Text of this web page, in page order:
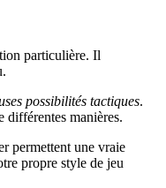
particulière. Il
possibilités tactiques.
différentes manières.
permettent une vraie
propre style de jeu